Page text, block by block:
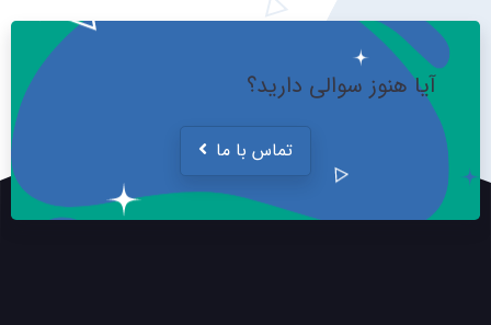
آیا هنوز سوالی دارید؟
تماس با ما